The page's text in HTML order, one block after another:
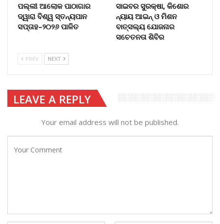
ପଲ୍ଲୀ ଆଲୋକ ପାଠାଗାର
ଦ୍ୱାରା ବିଶ୍ୱ ସ୍ତନ୍ୟପାନ
ସପ୍ତାହ–୨୦୨୬ ପାଳିତ
ସାଇବର ସୁରକ୍ଷା, କିଶୋର
ନ୍ୟାୟ ଆଇନ୍ ଓ ମିଶନ
ବାତ୍ସଲ୍ୟ ଯୋଜନାର
ସଚେତନତା ଶିବିର
PREV NEXT
LEAVE A REPLY
Your email address will not be published.